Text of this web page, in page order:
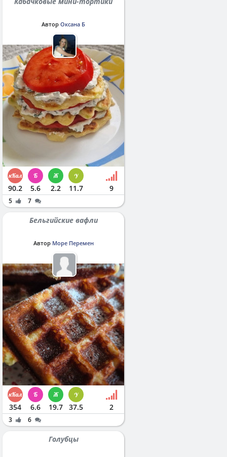
Автор Оксана Б
90.2 5.6 2.2 11.7 9
5 7
Бельгийские вафли
Автор Море Перемен
354 6.6 19.7 37.5 2
3 6
Голубцы